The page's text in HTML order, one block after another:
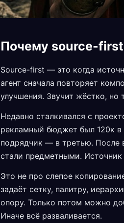
Почему source-
Source-first — это когда
агент сначала повторяет
улучшения. Звучит жёстко,
Недавно сталкивался с
рекламный бюджет был 120к в
подрядчик — в третью. После
стали предметными.
Это не про слепое
задаёт сетку, палитру,
опору. Только потом можно
Иначе всё разваливается.